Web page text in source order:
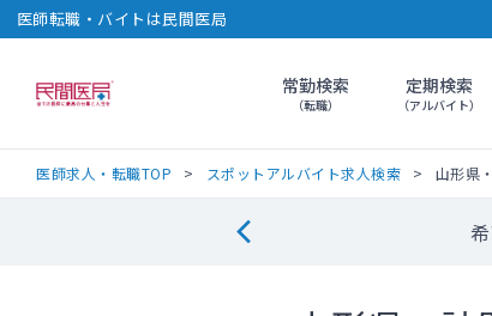
医師転職・バイトは民間医局
民間医局常勤検索
（転職）
定期検索
（アルバイト）
医師求人・転職TOP スポットアルバイト求人検索 山形県